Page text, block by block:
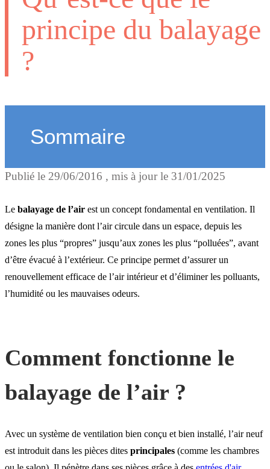
principe du balayage
?
Sommaire
Comment fonctionne le
balayage de l’air ?
Pourquoi est-ce important
Bonnes pratiques pour un
Les différents types de
balayage de l’air
Publié le 29/06/2016 , mis à jour le 31/01/2025
Le balayage de l’air est un concept fondamental en ventilation. Il
désigne la manière dont l’air circule dans un espace, depuis les
zones les plus “propres” jusqu’aux zones les plus “polluées”, avant
d’être évacué à l’extérieur. Ce principe permet d’assurer un
renouvellement efficace de l’air intérieur et d’éliminer les polluants,
l’humidité ou les mauvaises odeurs.
Comment fonctionne le
balayage de l’air ?
Avec un système de ventilation bien conçu et bien installé, l’air neuf
est introduit dans les pièces dites principales (comme les chambres